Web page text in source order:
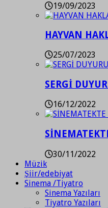
19/09/2023
HAYVAN
25/07/2023
SERGİ
16/12/2022
30/11/2022
Müzik
Şiir/edebiyat
Sinema /Tiyatro
Sinema Yazıları
Tiyatro Yazıları